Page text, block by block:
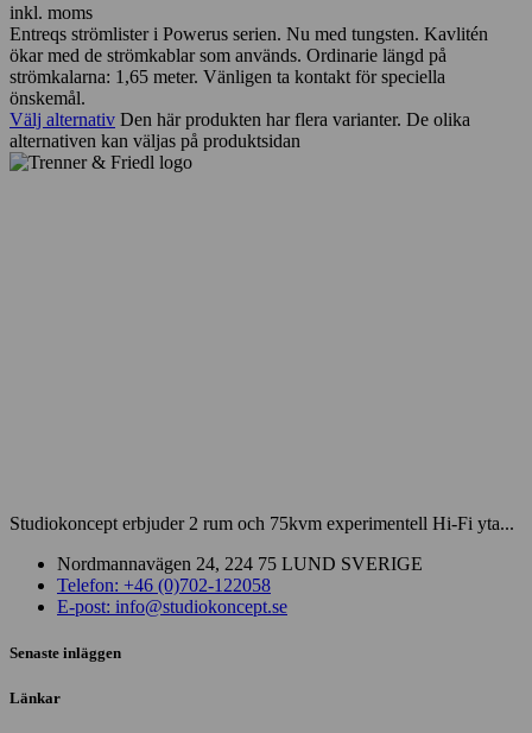
inkl. moms
Entreqs strömlister i Powerus serien. Nu med tungsten. Kavlitén
ökar med de strömkablar som används. Ordinarie längd på
strömkalarna: 1,65 meter. Vänligen ta kontakt för speciella
önskemål.
Välj alternativ Den här produkten har flera varianter. De olika
alternativen kan väljas på produktsidan
Studiokoncept erbjuder 2 rum och 75kvm experimentell Hi-Fi yta...
Nordmannavägen 24, 224 75 LUND SVERIGE
Telefon: +46 (0)702-122058
E-post: info@studiokoncept.se
Senaste inläggen
Länkar